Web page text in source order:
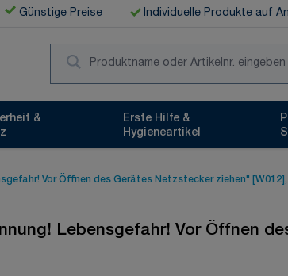
Günstige Preise Individuelle Produkte auf
&
Erste Hilfe &
Hygieneartikel
Vor Öffnen des Gerätes Netzstecker ziehen"
Lebensgefahr! Vor Öffnen